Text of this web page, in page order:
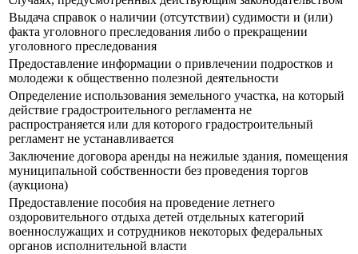
Выдача справок о наличии (отсутствии) судимости и (или)
факта уголовного преследования либо о прекращении
уголовного преследования
Предоставление информации о привлечении подростков и
молодежи к общественно полезной деятельности
Определение использования земельного участка, на который
действие градостроительного регламента не
распространяется или для которого градостроительный
регламент не устанавливается
Заключение договора аренды на нежилые здания, помещения
муниципальной собственности без проведения торгов
(аукциона)
Предоставление пособия на проведение летнего
оздоровительного отдыха детей отдельных категорий
военнослужащих и сотрудников некоторых федеральных
органов исполнительной власти